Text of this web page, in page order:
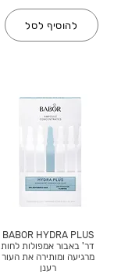
להוסיף לסל
BABOR HYDRA PLUS
דר' באבור אמפולות לחות
מרגיעה ומותירה את העור
רענן